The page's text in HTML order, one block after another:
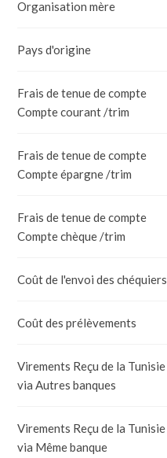
Organisation mère
Pays d'origine
Frais de tenue de compte
Compte courant /trim
Frais de tenue de compte
Compte épargne /trim
Frais de tenue de compte
Compte chèque /trim
Coût de l'envoi des chéquiers
Coût des prélèvements
Virements Reçu de la Tunisie
via Autres banques
Virements Reçu de la Tunisie
via Même banque